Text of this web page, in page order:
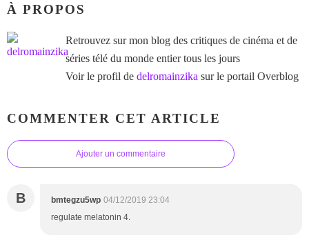
À PROPOS
Retrouvez sur mon blog des critiques de cinéma et de
séries télé du monde entier tous les jours
Voir le profil de delromainzika sur le portail Overblog
COMMENTER CET ARTICLE
Ajouter un commentaire
B bmtegzu5wp 04/12/2019 23:04
regulate melatonin 4.